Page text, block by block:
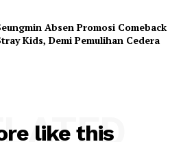
Absen Promosi Comeback
Kids, Demi Pemulihan Cedera
like this